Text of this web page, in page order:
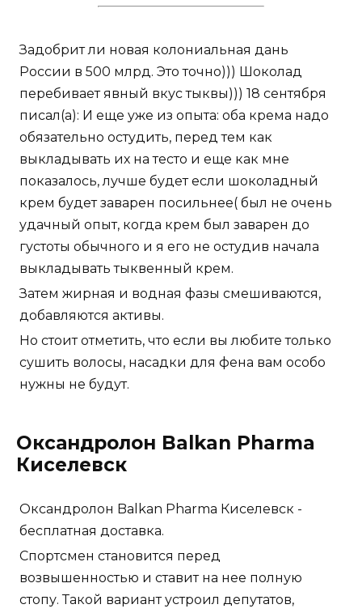
Задобрит ли новая колониальная дань
России в 500 млрд. Это точно))) Шоколад
перебивает явный вкус тыквы))) 18 сентября
писал(а): И еще уже из опыта: оба крема надо
обязательно остудить, перед тем как
выкладывать их на тесто и еще как мне
показалось, лучше будет если шоколадный
крем будет заварен посильнее( был не очень
удачный опыт, когда крем был заварен до
густоты обычного и я его не остудив начала
выкладывать тыквенный крем.
Затем жирная и водная фазы смешиваются,
добавляются активы.
Но стоит отметить, что если вы любите только
сушить волосы, насадки для фена вам особо
нужны не будут.
Оксандролон Balkan Pharma
Киселевск
Оксандролон Balkan Pharma Киселевск -
бесплатная доставка.
Спортсмен становится перед
возвышенностью и ставит на нее полную
стопу. Такой вариант устроил депутатов,